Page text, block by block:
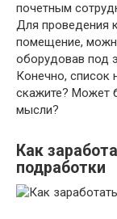
почетным
Для проведения
помещение,
оборудовав под
Конечно, список
скажите? Может
мысли?
Как
подработки